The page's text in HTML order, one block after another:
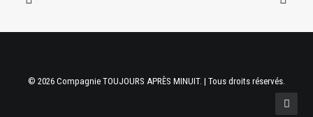
© 2026 Compagnie TOUJOURS APRÈS MINUIT. | Tous droits réservés.